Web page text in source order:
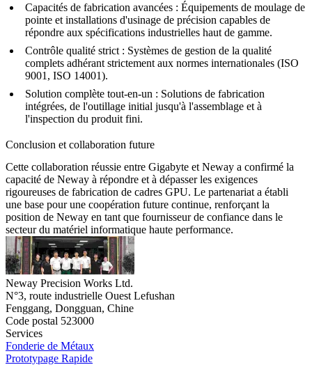
Capacités de fabrication avancées : Équipements de moulage de
pointe et installations d'usinage de précision capables de
répondre aux spécifications industrielles haut de gamme.
Contrôle qualité strict : Systèmes de gestion de la qualité
complets adhérant strictement aux normes internationales (ISO
9001, ISO 14001).
Solution complète tout-en-un : Solutions de fabrication
intégrées, de l'outillage initial jusqu'à l'assemblage et à
l'inspection du produit fini.
Conclusion et collaboration future
Cette collaboration réussie entre Gigabyte et Neway a confirmé la
capacité de Neway à répondre et à dépasser les exigences
rigoureuses de fabrication de cadres GPU. Le partenariat a établi
une base pour une coopération future continue, renforçant la
position de Neway en tant que fournisseur de confiance dans le
secteur du matériel informatique haute performance.
Neway Precision Works Ltd.
N°3, route industrielle Ouest Lefushan
Fenggang, Dongguan, Chine
Code postal 523000
Services
Fonderie de Métaux
Prototypage Rapide